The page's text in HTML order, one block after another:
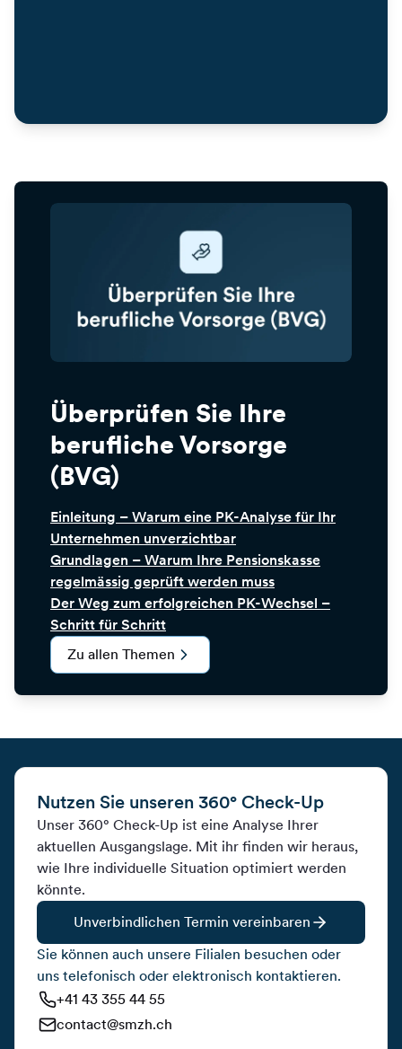
Überprüfen Sie Ihre
berufliche Vorsorge
(BVG)
Einleitung – Warum eine PK-Analyse für Ihr
Unternehmen unverzichtbar
Grundlagen – Warum Ihre Pensionskasse
regelmässig geprüft werden muss
Der Weg zum erfolgreichen PK-Wechsel –
Schritt für Schritt
Zu allen Themen
Nutzen Sie unseren 360° Check-Up
Unser 360° Check-Up ist eine Analyse Ihrer
aktuellen Ausgangslage. Mit ihr finden wir heraus,
wie Ihre individuelle Situation optimiert werden
könnte.
Unverbindlichen Termin vereinbaren
Sie können auch unsere Filialen besuchen oder
uns telefonisch oder elektronisch kontaktieren.
+41 43 355 44 55
contact@smzh.ch